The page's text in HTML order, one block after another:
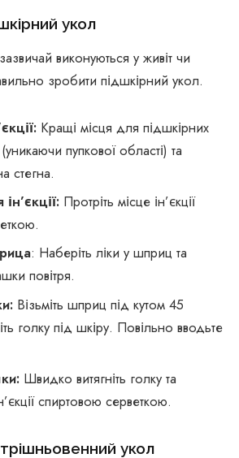
укол
зазвичай виконуються у живіт чи
зробити підшкірний укол.
Кращі місця для підшкірних
пупкової області) та
стегна.
Протріть місце ін’єкції
: Наберіть ліки у шприц та
повітря.
Візьміть шприц під кутом 45
голку під шкіру. Повільно вводьте
Швидко витягніть голку та
спиртовою серветкою.
укол